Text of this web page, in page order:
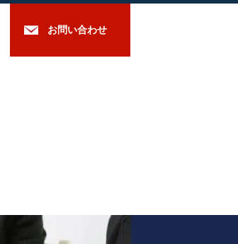
お問い合わせ